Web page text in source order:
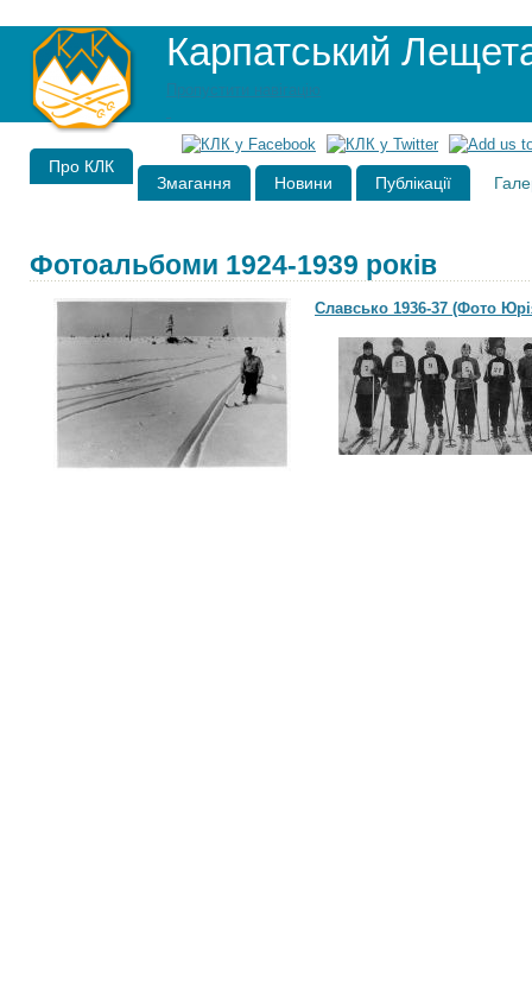
Карпатський
Пропустити навігацію
Про КЛК
Змагання
Новини Публікації
Фотоальбоми 1924-1939 років
Славсько 1936-37 (Фото